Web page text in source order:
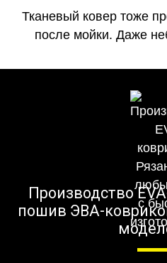
Тканевый ковер тоже
после мойки. Даже
Производство
пошив ЭВА-